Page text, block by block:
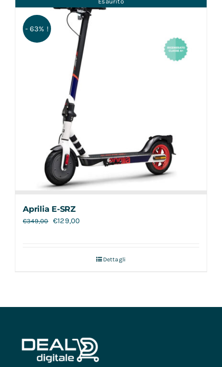
- 63% !
Aprilia E-SRZ
€349,00 €129,00
Dettagli